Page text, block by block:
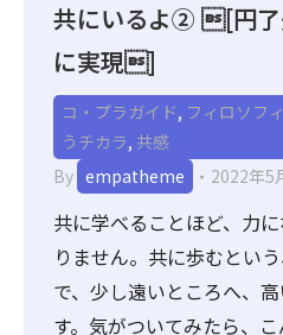
共にいるよ② [円了
に実現]
コ・プラガイド, フィロソフ
うチカラ, 共感
By empatheme 2022年5
共に学べることほど、力
りません。共に歩むとい
で、少し遠いところへ、
す。気がついてみたら、